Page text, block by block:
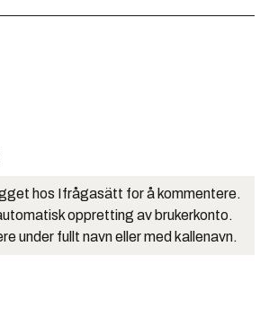
hos Ifrågasätt for å kommentere.
oppretting av brukerkonto.
under fullt navn eller med kallenavn.